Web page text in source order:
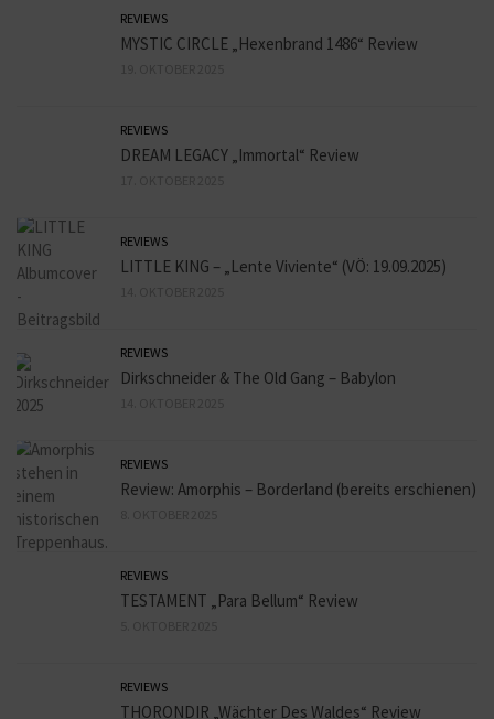
REVIEWS
MYSTIC CIRCLE „Hexenbrand 1486“ Review
REVIEWS
DREAM LEGACY „Immortal“ Review
REVIEWS
LITTLE KING – „Lente Viviente“ (VÖ: 19.09.2025)
REVIEWS
Dirkschneider & The Old Gang – Babylon
REVIEWS
Review: Amorphis – Borderland (bereits erschienen)
REVIEWS
TESTAMENT „Para Bellum“ Review
REVIEWS
THORONDIR „Wächter Des Waldes“ Review